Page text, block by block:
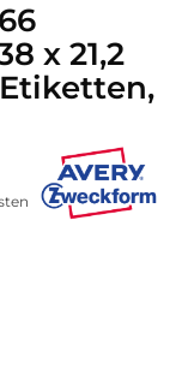
x 21,2